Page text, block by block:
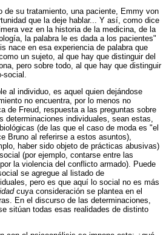
de su tratamiento, una paciente, Emmy von
que la deje hablar... Y así, como dice
vez en la historia de la medicina, de la
la palabra le es dada a los pacientes"
nace en esa experiencia de palabra que
un sujeto, al que hay que distinguir del
pero sobre todo, al que hay que distinguir
social.
al individuo, es aquel quien dejándose
no encuentra, por lo menos no
de Freud, respuesta a las preguntas sobre
determinaciones individuales, sean estas,
(de las que el caso de moda es "el
Bruno al referirse a estos asuntos),
haber sido objeto de prácticas abusivas)
(por ejemplo, contarse entre las
la violencia del conflicto armado). Puede
se agregue al listado de
pero es que aquí lo social no es más
cuya consideración se plantea en el
En el discurso de las determinaciones,
sitúan todas esas realidades de distinto